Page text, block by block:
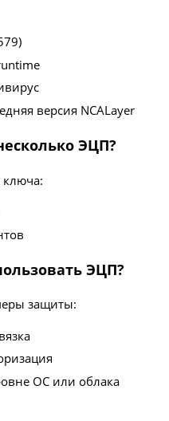
версия NCALayer
ЭЦП?
ЭЦП?
защиты:
ОС или облака